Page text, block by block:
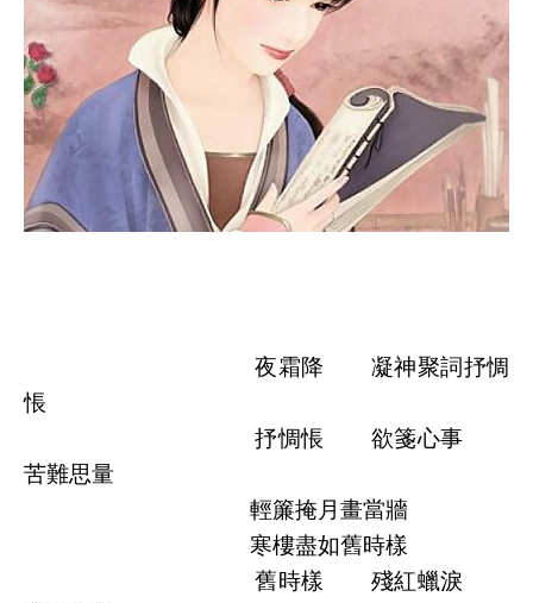
夜霜降 凝神聚詞抒惆
悵
抒惆悵 欲箋心事
苦難思量
輕簾掩月畫當牆
寒樓盡如舊時樣
舊時樣 殘紅蠟淚